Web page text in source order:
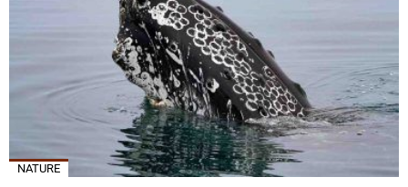
NATURE